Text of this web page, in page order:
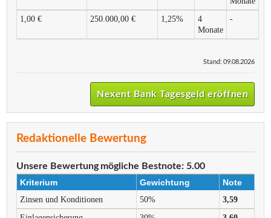
1,00 €
250.000,00 € 1,25%
4
Monate
-
Stand: 09.08.2026
Nexent Bank Tagesgeld eröffnen
Redaktionelle Bewertung
Unsere Bewertung mögliche Bestnote: 5.00
Kriterium
Gewichtung Note
Zinsen und Konditionen 50%
3,59